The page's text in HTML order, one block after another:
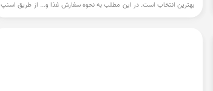
بهترین انتخاب است. در این مطلب به نحوه سفارش غذا و... از طریق اسنپ
فود و معرفی اپلیکیشن اسنپ فود می پردازیم.